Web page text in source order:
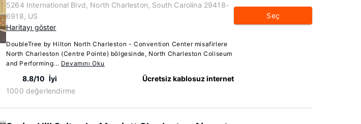
5264 International Blvd, North Charleston, South Carolina 29418-
6918, US
Haritayı göster
DoubleTree by Hilton North Charleston - Convention Center misafirlere
North Charleston (Centre Pointe) bölgesinde, North Charleston Coliseum
and Performing... Devamını Oku
8.8/10 İyi
1000 değerlendirme
Ücretsiz kablosuz internet
Seç